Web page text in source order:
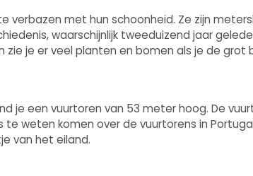
verbazen met hun schoonheid. Ze zijn
waarschijnlijk tweeduizend jaar
zie je er veel planten en bomen als je de grot
je een vuurtoren van 53 meter hoog. De
te weten komen over de vuurtorens in
van het eiland.